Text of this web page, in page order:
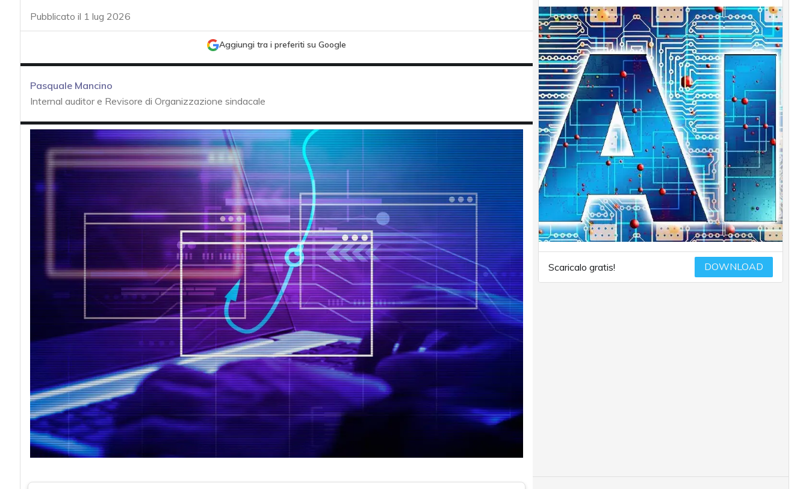
Pubblicato il 1 lug 2026
Aggiungi tra i preferiti su Google
Pasquale Mancino
Internal auditor e Revisore di Organizzazione sindacale
Scaricalo gratis! DOWNLOAD